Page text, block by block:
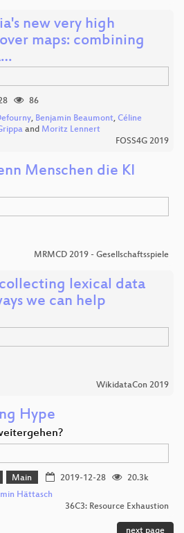
new very high
maps: combining
86
, Benjamin Beaumont, Céline
and Moritz Lennert
FOSS4G 2019
Menschen die KI
MRMCD 2019 - Gesellschaftsspiele
lexical data
we can help
WikidataCon 2019
Hype
Main 2019-12-28
20.3k
Hättasch
36C3: Resource Exhaustion
next page